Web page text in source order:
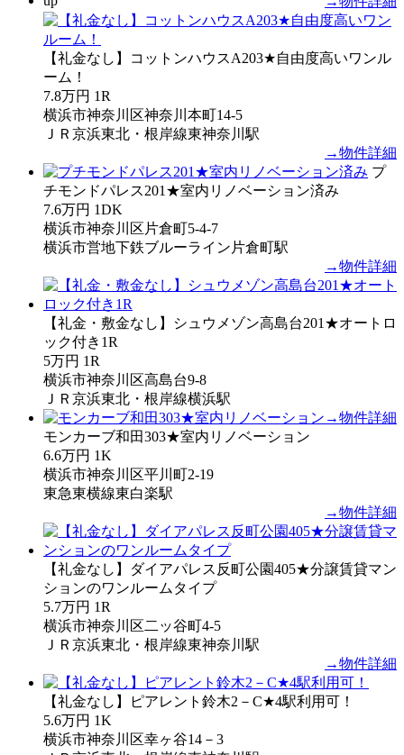
【礼金なし】コットンハウスA203★自由度高いワンル
ーム！
7.8万円 1R
横浜市神奈川区神奈川本町14-5
ＪＲ京浜東北・根岸線東神奈川駅
→物件詳細
プ
チモンドパレス201★室内リノベーション済み
7.6万円 1DK
横浜市神奈川区片倉町5-4-7
横浜市営地下鉄ブルーライン片倉町駅
→物件詳細
【礼金・敷金なし】シュウメゾン高島台201★オートロ
ック付き1R
5万円 1R
横浜市神奈川区高島台9-8
ＪＲ京浜東北・根岸線横浜駅
→物件詳細
モンカーブ和田303★室内リノベーション
6.6万円 1K
横浜市神奈川区平川町2-19
東急東横線東白楽駅
→物件詳細
【礼金なし】ダイアパレス反町公園405★分譲賃貸マン
ションのワンルームタイプ
5.7万円 1R
横浜市神奈川区二ッ谷町4-5
ＪＲ京浜東北・根岸線東神奈川駅
→物件詳細
【礼金なし】ピアレント鈴木2－C★4駅利用可！
5.6万円 1K
横浜市神奈川区幸ヶ谷14－3